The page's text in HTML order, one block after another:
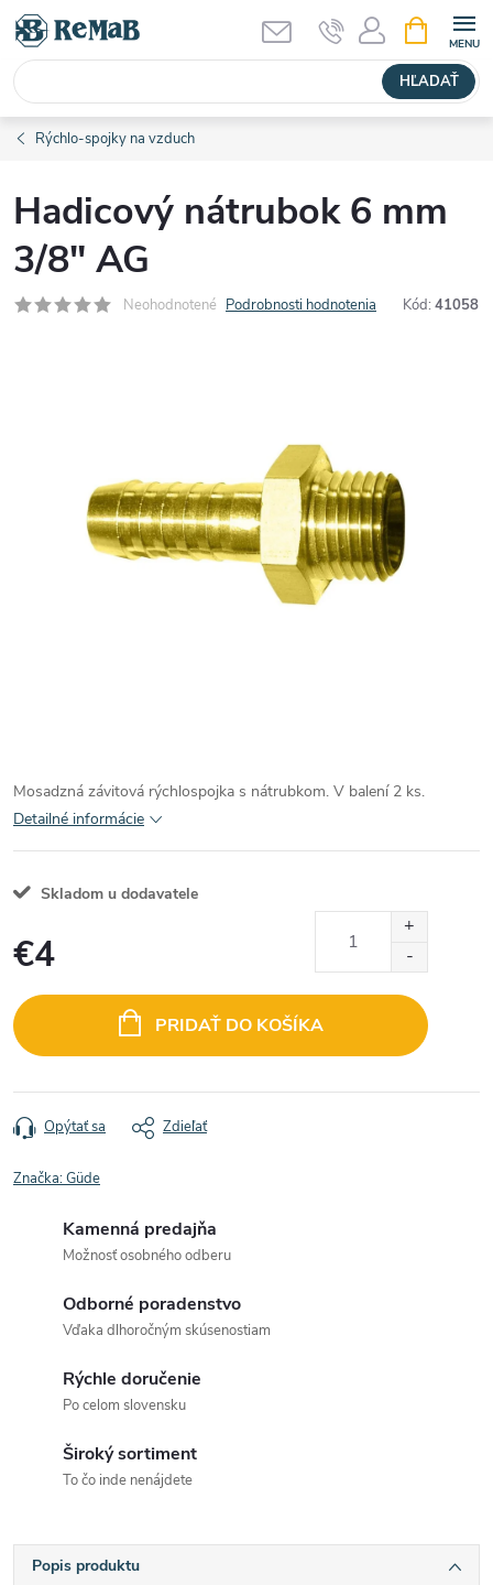
Prejsť
obsah
HĽADAŤ
KOŠÍK
Rýchlo-spojky na vzduch
Hadicový nátrubok 6 mm
3/8" AG
Neohodnotené Podrobnosti hodnotenia Kód: 41058
Mosadzná závitová rýchlospojka s nátrubkom. V balení 2 ks.
Detailné informácie
Skladom u dodavatele
€4
cena:
PRIDAŤ DO KOŠÍKA
Opýtať sa Zdieľať
Značka:Güde
Kamenná predajňa
Možnosť osobného odberu
Odborné poradenstvo
Vďaka dlhoročným skúsenostiam
Rýchle doručenie
Po celom slovensku
Široký sortiment
To čo inde nenájdete
Popis produktu